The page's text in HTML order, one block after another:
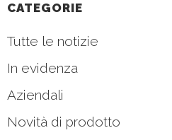
CATEGORIE
Tutte le notizie
In evidenza
Aziendali
Novità di prodotto